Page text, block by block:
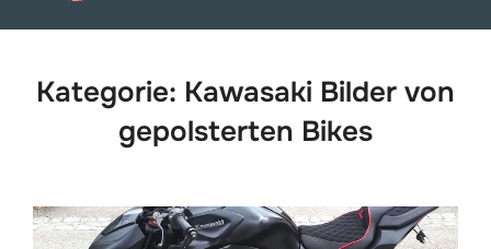
Kategorie: Kawasaki Bilder von
gepolsterten Bikes